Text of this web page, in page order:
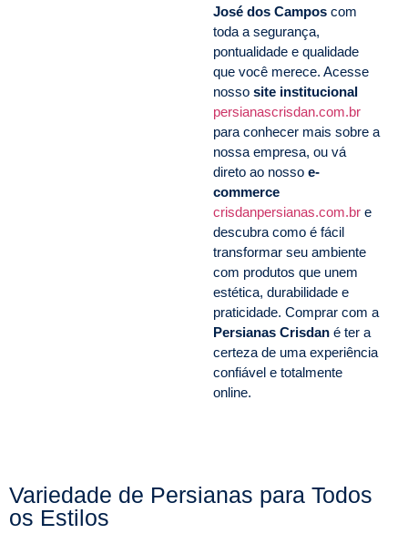
José dos Campos com
toda a segurança,
pontualidade e qualidade
que você merece. Acesse
nosso site institucional
persianascrisdan.com.br
para conhecer mais sobre a
nossa empresa, ou vá
direto ao nosso e-
commerce
crisdanpersianas.com.br e
descubra como é fácil
transformar seu ambiente
com produtos que unem
estética, durabilidade e
praticidade. Comprar com a
Persianas Crisdan é ter a
certeza de uma experiência
confiável e totalmente
online.
Variedade de Persianas para Todos
os Estilos